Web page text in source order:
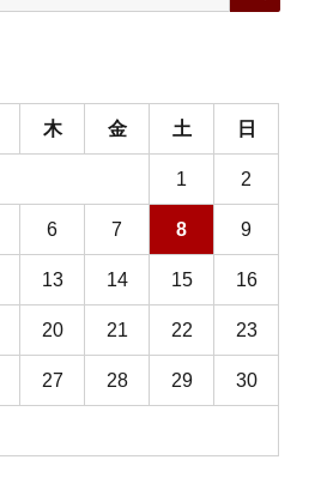
木 金 土 日
1 2
6 7 8 9
13 14 15 16
20 21 22 23
27 28 29 30